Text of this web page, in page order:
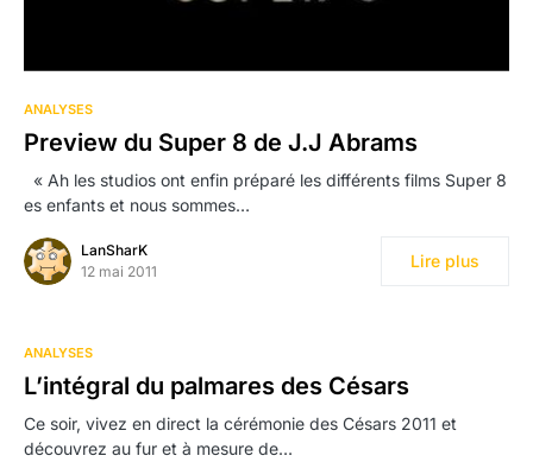
ANALYSES
Preview du Super 8 de J.J Abrams
« Ah les studios ont enfin préparé les différents films Super 8
es enfants et nous sommes…
LanSharK
12 mai 2011
Lire plus
ANALYSES
L’intégral du palmares des Césars
Ce soir, vivez en direct la cérémonie des Césars 2011 et
découvrez au fur et à mesure de…